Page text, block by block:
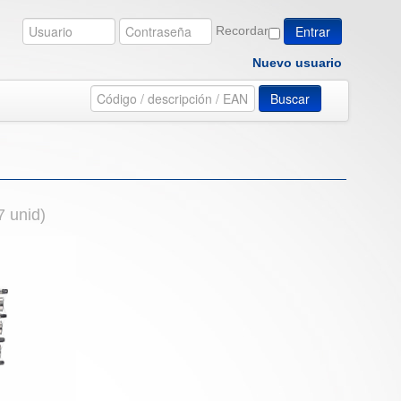
Recordar
Nuevo usuario
Buscar
unid)